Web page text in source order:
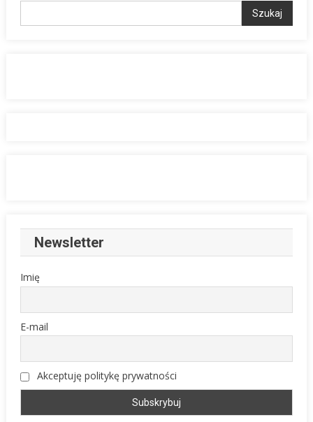
Szukaj
Newsletter
Imię
E-mail
Akceptuję politykę prywatności